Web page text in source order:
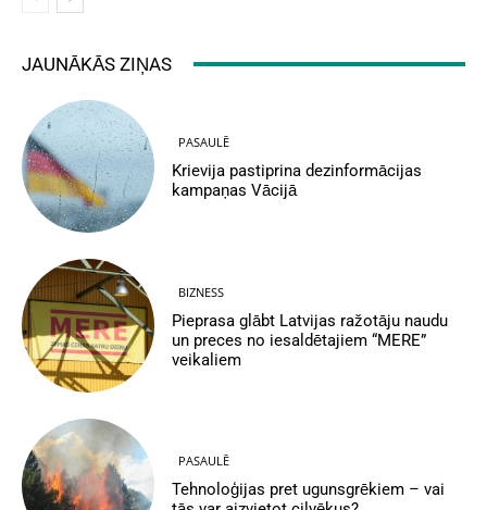
JAUNĀKĀS ZIŅAS
PASAULĒ
Krievija pastiprina dezinformācijas
kampaņas Vācijā
BIZNESS
Pieprasa glābt Latvijas ražotāju naudu
un preces no iesaldētajiem “MERE”
veikaliem
PASAULĒ
Tehnoloģijas pret ugunsgrēkiem – vai